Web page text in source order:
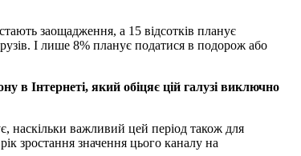
заощадження, а 15 відсотків планує
І лише 8% планує податися в подорож або
в Інтернеті, який обіцяє цій галузі виключно
наскільки важливий цей період також для
зростання значення цього каналу на